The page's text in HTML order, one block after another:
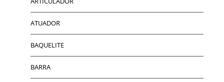
ATUADOR
BAQUELITE
BARRA